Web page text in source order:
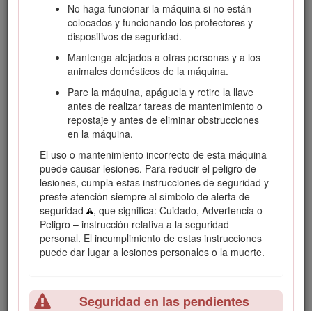
No haga funcionar la máquina si no están
colocados y funcionando los protectores y
dispositivos de seguridad.
Mantenga alejados a otras personas y a los
animales domésticos de la máquina.
Pare la máquina, apáguela y retire la llave
antes de realizar tareas de mantenimiento o
repostaje y antes de eliminar obstrucciones
en la máquina.
El uso o mantenimiento incorrecto de esta máquina
puede causar lesiones. Para reducir el peligro de
lesiones, cumpla estas instrucciones de seguridad y
preste atención siempre al símbolo de alerta de
seguridad
, que significa: Cuidado, Advertencia o
Peligro – instrucción relativa a la seguridad
personal. El incumplimiento de estas instrucciones
puede dar lugar a lesiones personales o la muerte.
Seguridad en las pendientes
Figura 1
Ubicación de los números de modelo y de serie
mensajes de seguridad identificados por el símbolo de alerta
de seguridad (Figura2), que señala un peligro que puede
causar lesiones graves o la muerte si usted no sigue las
precauciones recomendadas.
Símbolo de alerta de seguridad